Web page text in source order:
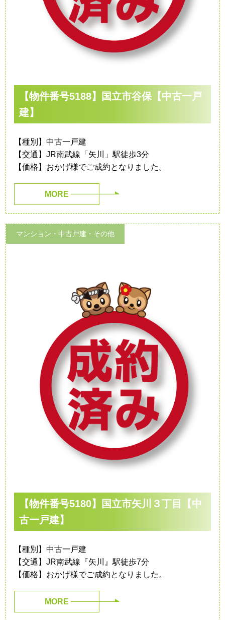
【物件番号5188】国立市谷保【中古一戸
建】
【種別】中古一戸建
【交通】JR南武線「矢川」駅徒歩3分
【価格】おかげ様でご成約となりました。
MORE
マンション・中古戸建・その他
【物件番号5180】国立市矢川３丁目【中
古一戸建】
【種別】中古一戸建
【交通】JR南武線『矢川』駅徒歩7分
【価格】おかげ様でご成約となりました。
MORE